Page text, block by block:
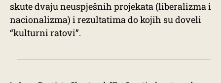
skute dvaju neuspješnih projekata (liberalizma i
nacionalizma) i rezultatima do kojih su doveli
“kulturni ratovi”.